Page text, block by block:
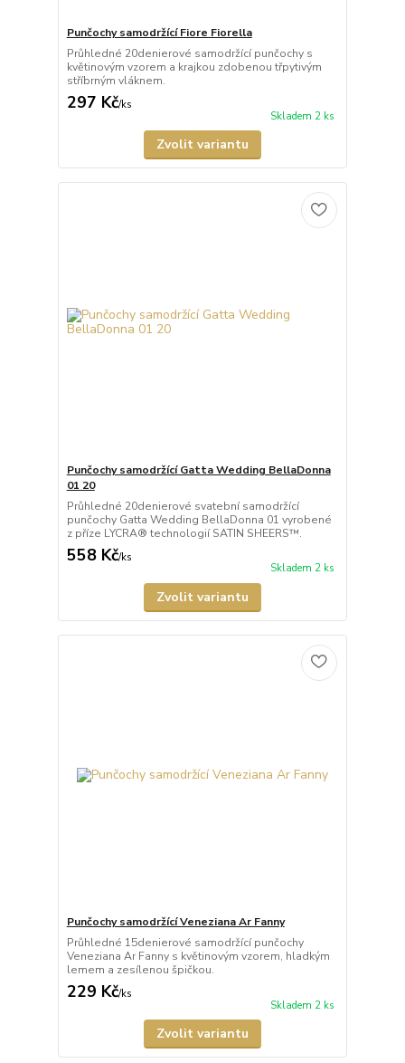
Punčochy samodržící Fiore Fiorella
Průhledné 20denierové samodržící punčochy s
květinovým vzorem a krajkou zdobenou třpytivým
stříbrným vláknem.
297 Kč/ks
Skladem 2 ks
Zvolit variantu
Punčochy samodržící Gatta Wedding BellaDonna
01 20
Průhledné 20denierové svatební samodržící
punčochy Gatta Wedding BellaDonna 01 vyrobené
z příze LYCRA® technologií SATIN SHEERS™.
558 Kč/ks
Skladem 2 ks
Zvolit variantu
Punčochy samodržící Veneziana Ar Fanny
Průhledné 15denierové samodržící punčochy
Veneziana Ar Fanny s květinovým vzorem, hladkým
lemem a zesílenou špičkou.
229 Kč/ks
Skladem 2 ks
Zvolit variantu